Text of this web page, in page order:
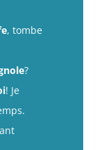
, tombe
?
! Je